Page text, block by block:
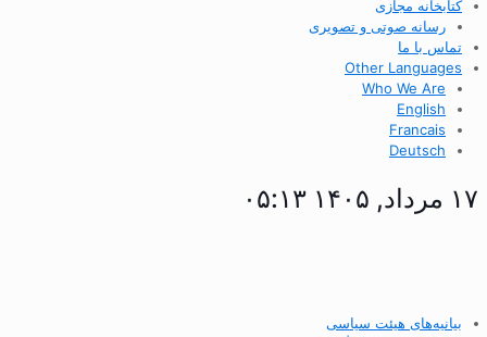
کتابخانه مجازی
رسانه صوتی و تصویری
تماس با ما
Other Languages
Who We Are
English
Francais
Deutsch
۱۷ مرداد, ۱۴۰۵ ۰۵:۱۳
بیانیه‌های هیئت سیاسی